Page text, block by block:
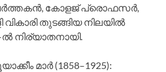
കോളജ്‌ പ്രൊഫസര്‍,
തുടങ്ങിയ നിലയില്‍
നിര്യാതനായി.
മാര്‍ (1858–1925):